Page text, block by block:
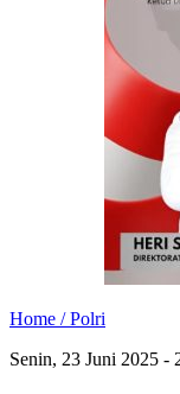
Home /Polri
Senin, 23 Juni 2025 -